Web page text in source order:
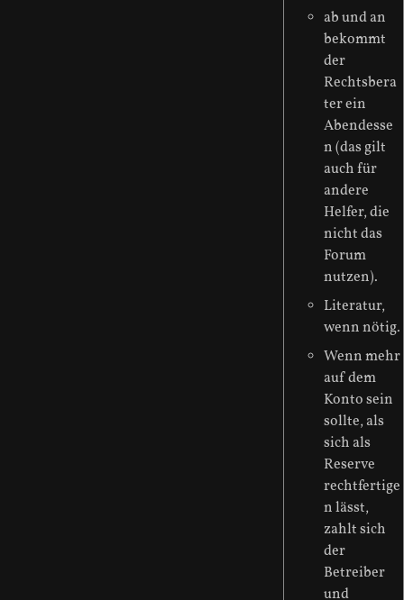
ab und an
bekommt
der
Rechtsbera
ter ein
Abendesse
n (das gilt
auch für
andere
Helfer, die
nicht das
Forum
nutzen).
Literatur,
wenn nötig.
Wenn mehr
auf dem
Konto sein
sollte, als
sich als
Reserve
rechtfertige
n lässt,
zahlt sich
der
Betreiber
und